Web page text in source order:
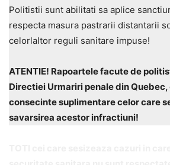
Politistii sunt abilitati sa aplice
respecta masura pastrarii distantarii
celorlaltor reguli sanitare impuse!
ATENTIE! Rapoartele facute de
Directiei Urmariri penale din
consecinte suplimentare celor care
savarsirea acestor infractiuni!